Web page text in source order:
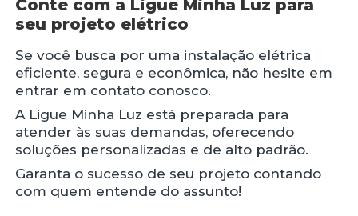
Conte com a Ligue Minha Luz para
seu projeto elétrico
Se você busca por uma instalação elétrica
eficiente, segura e econômica, não hesite em
entrar em contato conosco.
A Ligue Minha Luz está preparada para
atender às suas demandas, oferecendo
soluções personalizadas e de alto padrão.
Garanta o sucesso de seu projeto contando
com quem entende do assunto!